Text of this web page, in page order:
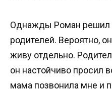
Однажды Роман решил
родителей. Вероятно,
живу отдельно.
он настойчиво просил
мама позвонила мне и